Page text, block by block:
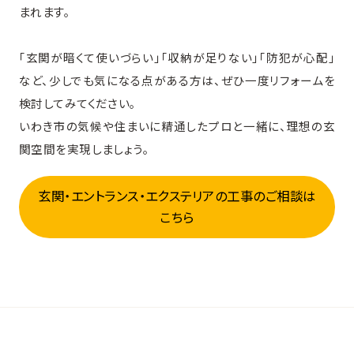
まれます。
「玄関が暗くて使いづらい」「収納が足りない」「防犯が心配」
など、少しでも気になる点がある方は、ぜひ一度リフォームを
検討してみてください。
いわき市の気候や住まいに精通したプロと一緒に、理想の玄
関空間を実現しましょう。
玄関・エントランス・エクステリアの工事のご相談は
こちら